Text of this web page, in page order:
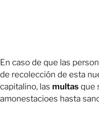
En caso de que las
de recolección de esta
capitalino, las multas que
amonestacioes hasta